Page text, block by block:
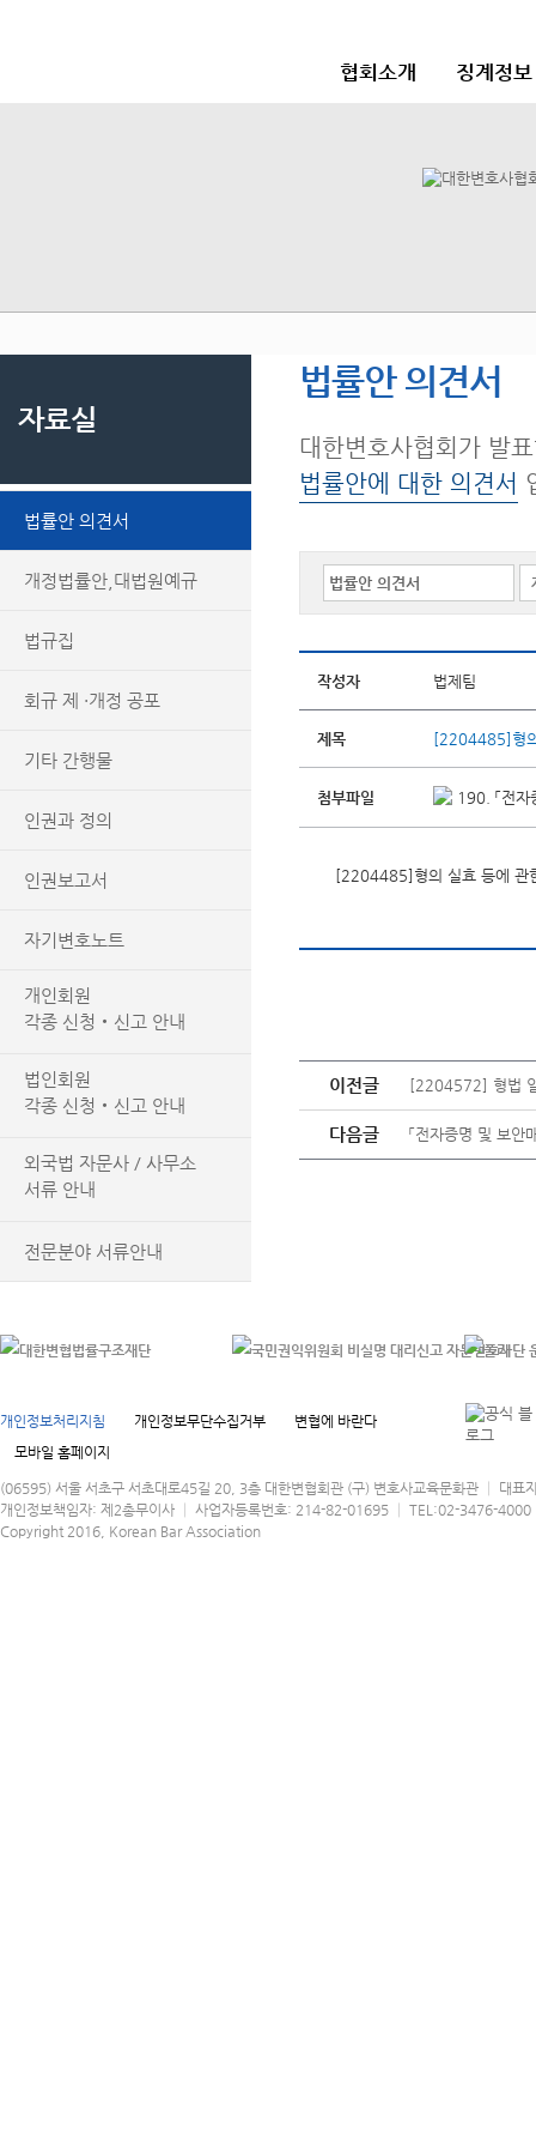
협회소개 징계정
자료실
법률안 의견서
개정법률안,대법원예규
법규집
회규 제 ·개정 공포
기타 간행물
인권과 정의
인권보고서
자기변호노트
개인회원
각종 신청‧신고 안내
법인회원
각종 신청‧신고 안내
외국법 자문사 / 사무소
서류 안내
전문분야 서류안내
법률안 의견서
대한변호사협회가 발
법률안에 대한 의견서
작성자 법제팀
제목 [2204485]형
첨부파일 190. 「전
[2204485]형의 실효 등에 관
이전글 [2204572] 형법
다음글 「전자증명 및 보안
개인정보처리지침 개인정보무단수집거부
변협에 바란다
모바일 홈페이지
(06595) 서울 서초구 서초대로45길 20, 3층 대한변협회관 (구) 변호사교육문화관 │ 대표
개인정보책임자: 제2총무이사 │ 사업자등록번호: 214-82-01695 │ TEL:02-3476-
Copyright 2016, Korean Bar Association